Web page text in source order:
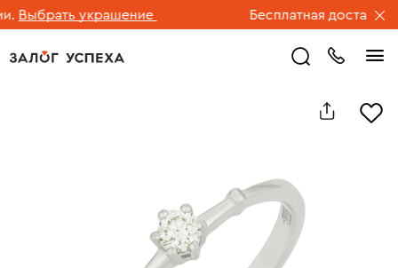
Выбрать украшение Бесплатная доставка